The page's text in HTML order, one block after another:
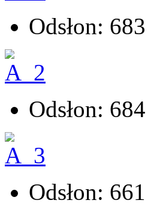
Odsłon: 683
Odsłon: 684
Odsłon: 661